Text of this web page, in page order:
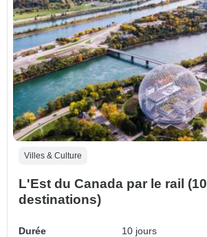
Villes & Culture
L'Est du Canada par le rail (10
destinations)
Durée
10 jours